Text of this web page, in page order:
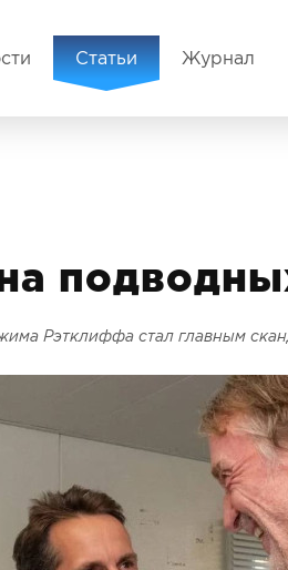
Статьи Журнал
Рэтклиффа стал главным